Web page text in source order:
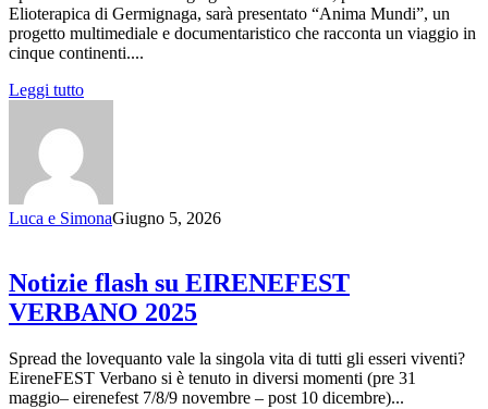
Elioterapica di Germignaga, sarà presentato “Anima Mundi”, un
progetto multimediale e documentaristico che racconta un viaggio in
cinque continenti....
Leggi tutto
Luca e SimonaGiugno 5, 2026
Notizie flash su EIRENEFEST
VERBANO 2025
Spread the lovequanto vale la singola vita di tutti gli esseri viventi?
EireneFEST Verbano si è tenuto in diversi momenti (pre 31
maggio– eirenefest 7/8/9 novembre – post 10 dicembre)...